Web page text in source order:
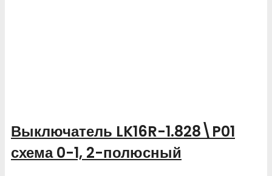
Выключатель LK16R-1.828\P01
схема 0-1, 2-полюсный